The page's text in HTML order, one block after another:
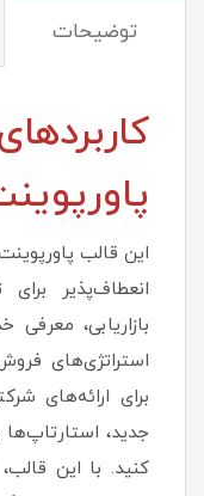
توضیحات
این قالب
انعطاف‌پذیر
بازاریابی، معرفی
استراتژی‌های
برای ارائه‌های
جدید،
کنید. با این